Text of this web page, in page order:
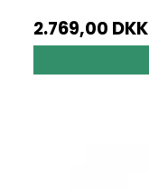
2.769,00 DKK